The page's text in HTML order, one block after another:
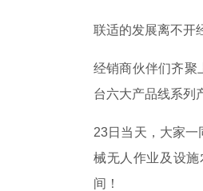
联适的发展离不开
经销商伙伴们齐聚
台六大产品线系列
23日当天，大家
械无人作业及设
间！